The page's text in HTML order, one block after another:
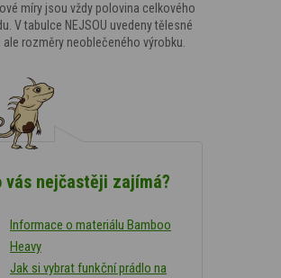
míry jsou vždy polovina celkového
V tabulce NEJSOU uvedeny tělesné
ale rozměry neoblečeného výrobku.
vás nejčastěji zajímá?
Informace o materiálu Bamboo
Heavy
Jak si vybrat funkční prádlo na